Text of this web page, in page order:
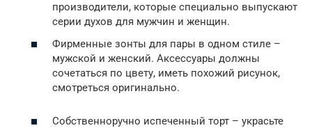
производители, которые специально выпускают
серии духов для мужчин и женщин.
Фирменные зонты для пары в одном стиле –
мужской и женский. Аксессуары должны
сочетаться по цвету, иметь похожий рисунок,
смотреться оригинально.
Собственноручно испеченный торт – украсьте